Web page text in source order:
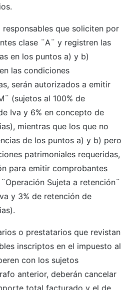
que soliciten por
clase ¨A¨ y registren las
en los puntos a) y b)
las condiciones
serán autorizados a emitir
(sujetos al 100% de
Iva y 6% en concepto de
mientras que los que no
de los puntos a) y b) pero
patrimoniales requeridas,
para emitir comprobantes
Sujeta a retención¨
y 3% de retención de
o prestatarios que revistan
inscriptos en el impuesto al
con los sujetos
anterior, deberán cancelar
total facturado y el de